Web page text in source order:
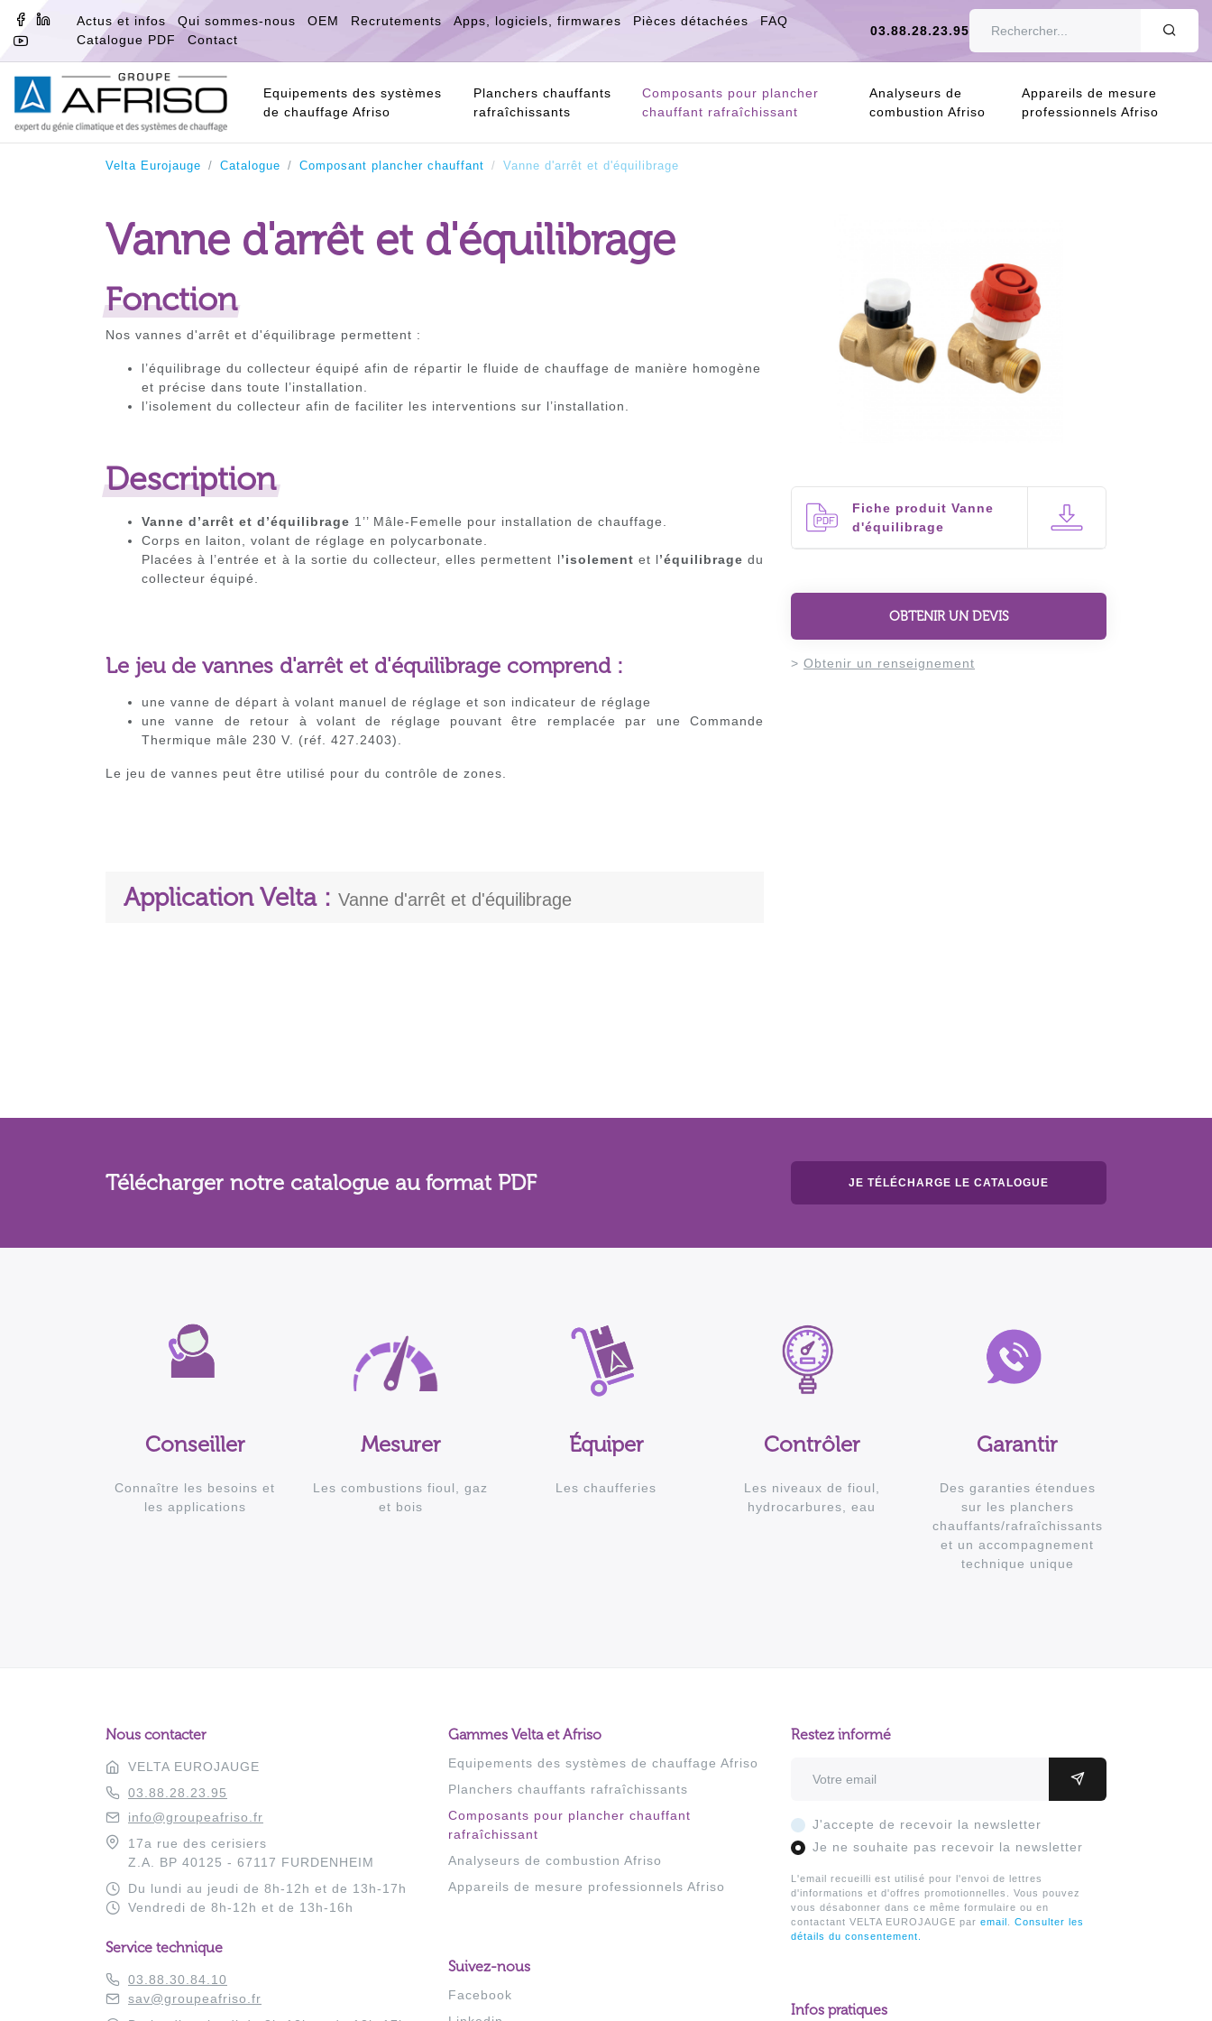
FACEBOOK
LINKEDIN
YOUTUBE
Actus et infos Qui sommes-nous OEM Recrutements Apps, logiciels, firmwares Pièces détachées
FAQ
Catalogue PDF
Contact
03.88.28.23.95
Equipements des systèmes
de chauffage Afriso
Planchers chauffants
rafraîchissants
Composants pour plancher
chauffant rafraîchissant
Analyseurs de
combustion Afriso
Appareils de mesure
professionnels Afriso
Velta Eurojauge Catalogue Composant plancher chauffant Vanne d'arrêt et d'équilibrage
Fiche produit Vanne
d'équilibrage
OBTENIR UN DEVIS
> Obtenir un renseignement
Vanne d'arrêt et d'équilibrage
Fonction
Nos vannes d'arrêt et d'équilibrage permettent :
l’équilibrage du collecteur équipé afin de répartir le fluide de chauffage de manière homogène
et précise dans toute l’installation.
l’isolement du collecteur afin de faciliter les interventions sur l’installation.
Description
Vanne d’arrêt et d’équilibrage 1’’ Mâle-Femelle pour installation de chauffage.
Corps en laiton, volant de réglage en polycarbonate.
Placées à l’entrée et à la sortie du collecteur, elles permettent l’isolement et l’équilibrage du
collecteur équipé.
Le jeu de vannes d'arrêt et d'équilibrage comprend :
une vanne de départ à volant manuel de réglage et son indicateur de réglage
une vanne de retour à volant de réglage pouvant être remplacée par une Commande
Thermique mâle 230 V. (réf. 427.2403).
Le jeu de vannes peut être utilisé pour du contrôle de zones.
Application Velta : Vanne d'arrêt et d'équilibrage
Télécharger notre catalogue au format PDF JE TÉLÉCHARGE LE CATALOGUE
Conseiller
Connaître les besoins et
les applications
Mesurer
Les combustions fioul, gaz
et bois
Équiper
Les chaufferies
Contrôler
Les niveaux de fioul,
hydrocarbures, eau
Garantir
Des garanties étendues
sur les planchers
chauffants/rafraîchissants
et un accompagnement
technique unique
Nous contacter
VELTA EUROJAUGE
03.88.28.23.95
info@groupeafriso.fr
17a rue des cerisiers
Z.A. BP 40125 - 67117 FURDENHEIM
Du lundi au jeudi de 8h-12h et de 13h-17h
Vendredi de 8h-12h et de 13h-16h
Service technique
03.88.30.84.10
sav@groupeafriso.fr
Gammes Velta et Afriso
Equipements des systèmes de chauffage Afriso
Planchers chauffants rafraîchissants
Composants pour plancher chauffant
rafraîchissant
Analyseurs de combustion Afriso
Appareils de mesure professionnels Afriso
Suivez-nous
Facebook
Restez informé
J'accepte de recevoir la newsletter
Je ne souhaite pas recevoir la newsletter
L'email recueilli est utilisé pour l'envoi de lettres
d'informations et d'offres promotionnelles. Vous pouvez
vous désabonner dans ce même formulaire ou en
contactant VELTA EUROJAUGE par email
Consulter les
détails du consentement.
Infos pratiques